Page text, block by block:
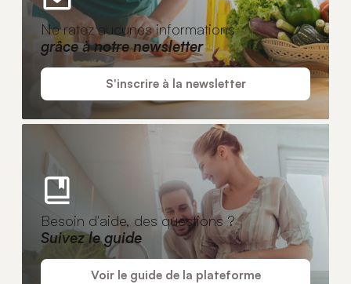
Ne ratez aucunes informations
grâce à notre newsletter
S'inscrire à la newsletter
Besoin d'aide, des questions ?
Suivez le guide
Voir le guide de la plateforme